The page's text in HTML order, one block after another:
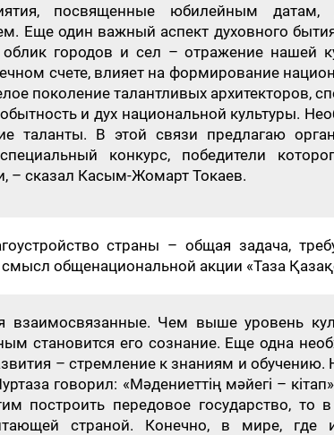
посвященные юбилейным датам,
Еще один важный аспект духовного
городов и сел – отражение нашей
счете, влияет на формирование
поколение талантливых архитекторов,
и дух национальной культуры.
таланты. В этой связи предлагаю
конкурс, победители
– сказал Касым-Жомарт Токаев.
страны – общая задача,
общенациональной акции «Таза
взаимосвязанные. Чем выше уровень
становится его сознание. Еще одна
– стремление к знаниям и обучению.
говорил: «Мәдениеттің мәйегі –
построить передовое государство, то
страной. Конечно, в мире, где